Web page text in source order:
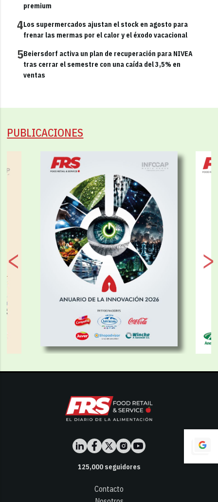
premium
4Los supermercados ajustan el stock en agosto para
frenar las mermas por el calor y el éxodo vacacional
5Beiersdorf activa un plan de recuperación para NIVEA
tras cerrar el semestre con una caída del 3,5% en
ventas
PUBLICACIONES
125,000seguidores
Contacto